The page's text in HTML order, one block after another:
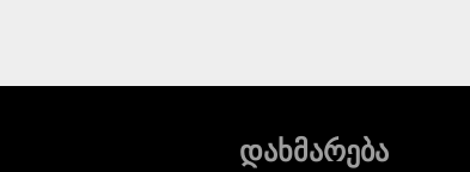
დახმარება